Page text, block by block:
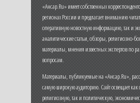
«Ансар.Ru» имеет собственных
регионах России и предлагает вниманию
оперативную новостную информацию, так и
аналитические статьи, обзоры, религиозно-
материалы, мнения известных экспертов по
вопросам.
Материалы, публикуемые на «Ансар.Ru»,
самую широкую аудиторию. Сайт освещает как
религиозную, так и политическую,